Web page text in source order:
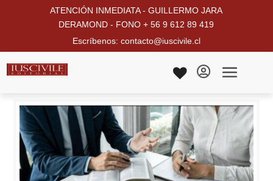
ATENCIÓN INMEDIATA - GUILLERMO JARA
DERAMOND - FONO + 56 9 612 89 419
Escríbenos: contacto@iuscivile.cl
